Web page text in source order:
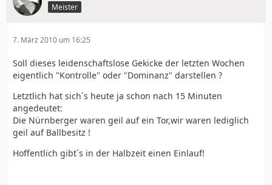
Meister
7. März 2010 um 16:25
Soll dieses leidenschaftslose Gekicke der letzten Wochen
eigentlich "Kontrolle" oder "Dominanz" darstellen ?
Letztlich hat sich´s heute ja schon nach 15 Minuten
angedeutet:
Die Nürnberger waren geil auf ein Tor,wir waren lediglich
geil auf Ballbesitz !
Hoffentlich gibt´s in der Halbzeit einen Einlauf!